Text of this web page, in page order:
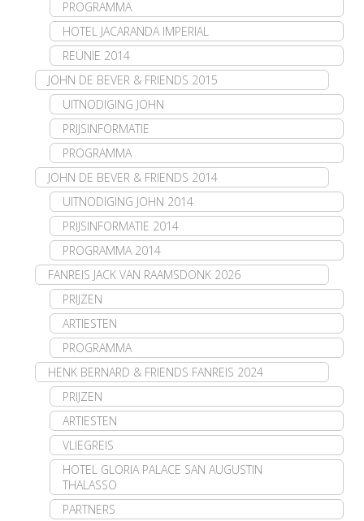
PROGRAMMA
HOTEL JACARANDA IMPERIAL
REÜNIE 2014
JOHN DE BEVER & FRIENDS 2015
UITNODIGING JOHN
PRIJSINFORMATIE
PROGRAMMA
JOHN DE BEVER & FRIENDS 2014
UITNODIGING JOHN 2014
PRIJSINFORMATIE 2014
PROGRAMMA 2014
FANREIS JACK VAN RAAMSDONK 2026
PRIJZEN
ARTIESTEN
PROGRAMMA
HENK BERNARD & FRIENDS FANREIS 2024
PRIJZEN
ARTIESTEN
VLIEGREIS
HOTEL GLORIA PALACE SAN AUGUSTIN
THALASSO
PARTNERS